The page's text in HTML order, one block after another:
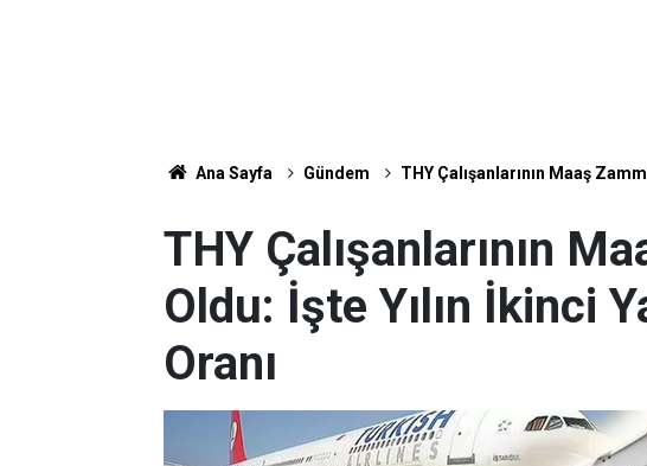
Ana Sayfa Gündem THY Çalışanlarının Maaş
THY Çalışanlarının
Oldu: İşte Yılın İkinci
Oranı